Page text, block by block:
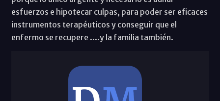
esfuerzos e hipotecar culpas, para poder ser eficaces
instrumentos terapéuticos y conseguir que el
enfermo se recupere ....y la familia también.